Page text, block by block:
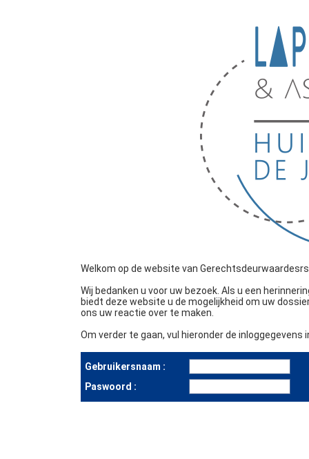
Welkom op de website van
Wij bedanken u voor uw bezoek. Als u een
biedt deze website u de mogelijkheid om uw
ons uw reactie over te maken.
Om verder te gaan, vul hieronder de
Gebruikersnaam :
Paswoord :